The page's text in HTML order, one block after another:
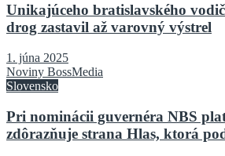
Unikajúceho bratislavského
drog zastavil až varovný výstrel
1. júna 2025
Noviny BossMedia
Slovensko
Pri nominácii guvernéra NBS
zdôrazňuje strana Hlas, ktorá